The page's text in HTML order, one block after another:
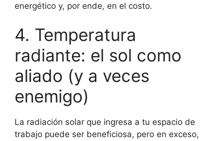
energético y, por ende, en el costo.
4. Temperatura
radiante: el sol como
aliado (y a veces
enemigo)
La radiación solar que ingresa a tu espacio de
trabajo puede ser beneficiosa, pero en exceso,